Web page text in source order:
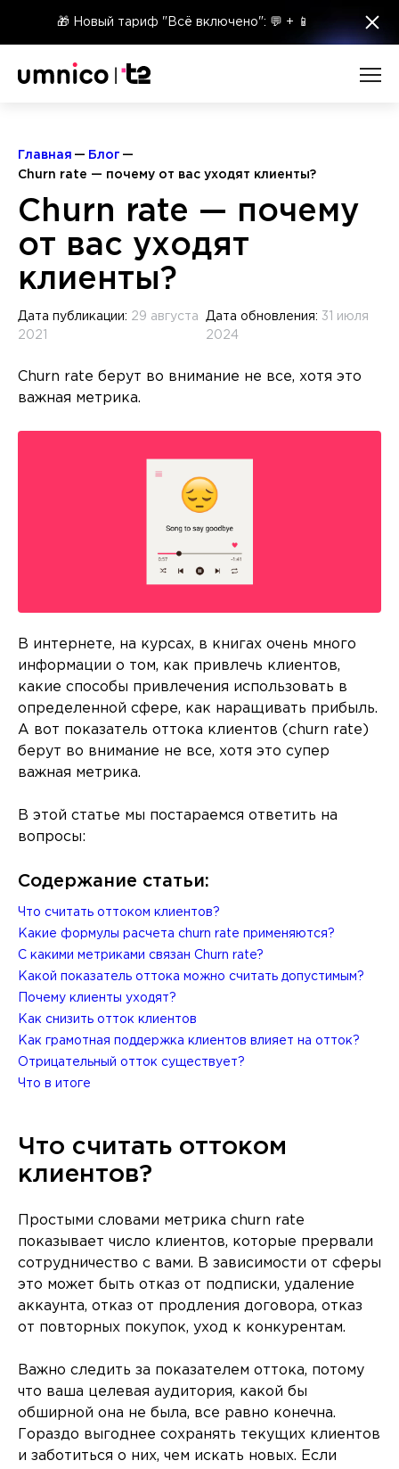
🎁 Новый тариф "Всё включено": 💬 + 📱 ×
Главная
Блог
Churn rate — почему от вас уходят клиенты?
Churn rate — почему
от вас уходят
клиенты?
Дата публикации: 29 августа
2021
Дата обновления: 31 июля
2024
Churn rate берут во внимание не все, хотя это
важная метрика.
В интернете, на курсах, в книгах очень много
информации о том, как привлечь клиентов,
какие способы привлечения использовать в
определенной сфере, как наращивать прибыль.
А вот показатель оттока клиентов (churn rate)
берут во внимание не все, хотя это супер
важная метрика.
В этой статье мы постараемся ответить на
вопросы:
Содержание статьи:
Что считать оттоком клиентов?
Какие формулы расчета churn rate применяются?
С какими метриками связан Churn rate?
Какой показатель оттока можно считать допустимым?
Почему клиенты уходят?
Как снизить отток клиентов
Как грамотная поддержка клиентов влияет на отток?
Отрицательный отток существует?
Что в итоге
Что считать оттоком
клиентов?
Простыми словами метрика churn rate
показывает число клиентов, которые прервали
сотрудничество с вами. В зависимости от сферы
это может быть отказ от подписки, удаление
аккаунта, отказ от продления договора, отказ
от повторных покупок, уход к конкурентам.
Важно следить за показателем оттока, потому
что ваша целевая аудитория, какой бы
обширной она не была, все равно конечна.
Гораздо выгоднее сохранять текущих клиентов
и заботиться о них, чем искать новых. Если